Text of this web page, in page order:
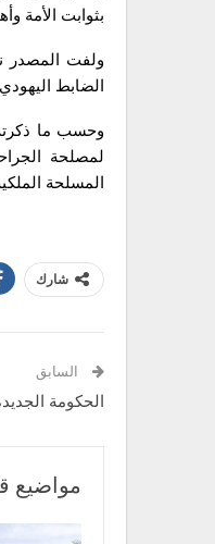
بثوابت الأمة
ولفت المصدر
الضابط
وحسب ما
لمصلحة
المسلحة
شارك
السابق
الحكومة
مواضيع